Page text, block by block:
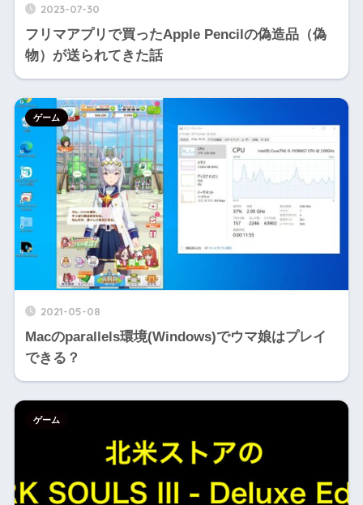
2023-07-30
フリマアプリで買ったApple Pencilの偽造品（偽
物）が送られてきた話
2021-05-08
Macのparallels環境(Windows)でウマ娘はプレイ
できる？
ゲーム
ゲーム